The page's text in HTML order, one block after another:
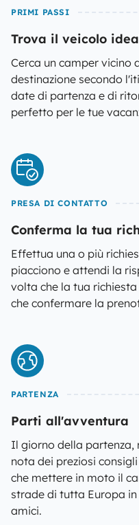
PRIMI PASSI
Trova il veicolo
Cerca un camper vicino
destinazione secondo
date di partenza e di
perfetto per le tue
PRESA DI CONTATTO
Conferma la tua
Effettua una o più
piacciono e attendi la
volta che la tua
che confermare la
PARTENZA
Parti all'avventura
Il giorno della partenza,
nota dei preziosi
che mettere in moto il
strade di tutta Europa
amici.